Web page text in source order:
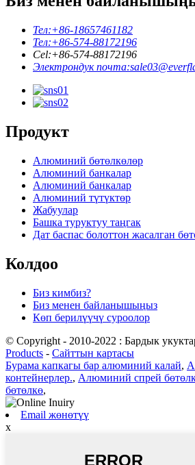
Тел:+86-18657461182
Тел:+86-574-88172196
Cel:+86-574-88172196
Электрондук почта:
Продукт
Алюминий бөтөлкөлөр
Алюминий банкалар
Алюминий банкалар
Алюминий түтүктөр
Жабуулар
Башка туруктуу таңгак
Дат баспас болоттон жасалган
Колдоо
Биз кимбиз?
Биз менен байланышыңыз
Көп берилүүчү суроолор
© Copyright - 2010-2022 : Бардык
Products - Сайттын картасы
Бурама капкагы бар алюминий калай,
контейнерлер., Алюминий спрей
бөтөлкө,
Email жөнөтүү
x